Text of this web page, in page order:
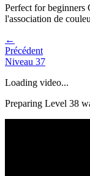
Perfect for beginners
l'association de
←
Précédent
Niveau 37
Loading video...
Preparing Level 38